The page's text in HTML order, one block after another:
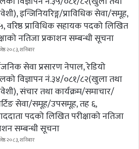
इन्जिनियरिङ्ग/प्राविधिक सेवा/समूह,
वरिष्ठ प्राविधिक सहायक पदको लिखित
नतिजा प्रकाशन सम्बन्धी सूचना
२०८३, शनिबार
सेवा प्रसारण नेपाल, रेडियो
विज्ञापन नं.३४/०८१/८२(खुला तथा
संचार तथा कार्यक्रम/समाचार/
सेवा/समूह/उपसमूह, तह ६,
पदको लिखित परीक्षाको नतिजा
सम्बन्धी सूचना
२०८३, शनिबार